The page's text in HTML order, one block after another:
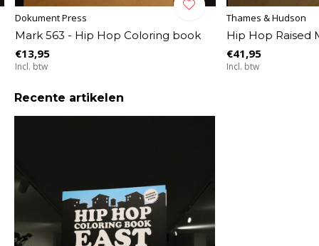
Dokument Press
Mark 563 - Hip Hop Coloring book
€13,95
Incl. btw
Thames & Hudson
Hip Hop Raised
€41,95
Incl. btw
Recente artikelen